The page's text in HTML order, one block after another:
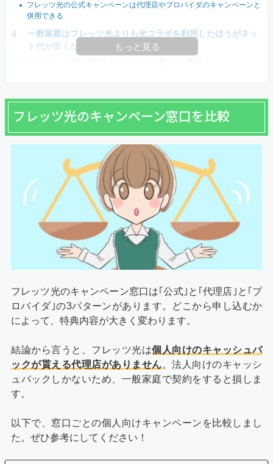
フレッツ光の公式キャンペーンは代理店やプロバイダのキャンペーンと
併用できる
一般家庭はフレッツ光よりも光コラボを利用したほうがネッ
ト代が安くなる
もっと見る
フレッツ光のキャンペーン窓口を比較
フレッツ光のキャンペーン窓口は｢公式｣と｢代理店｣と｢プ
ロバイダ｣の3パターンがあります。どこから申し込むか
によって、特典内容が大きく変わります。
結論から言うと、フレッツ光は個人向けのキャッシュバ
ックが貰える代理店がありません。法人向けのキャッシ
ュバックしかないため、一般家庭で契約をすると損しま
す。
以下で、窓口ごとの個人向けキャンペーンを比較しまし
た。ぜひ参考にしてください！